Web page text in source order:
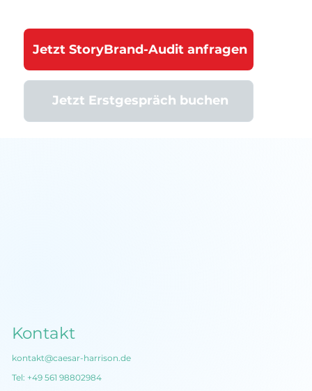
Jetzt StoryBrand-Audit anfragen
Jetzt Erstgespräch buchen
Kontakt
kontakt@caesar-harrison.de
Tel: +49 561 98802984